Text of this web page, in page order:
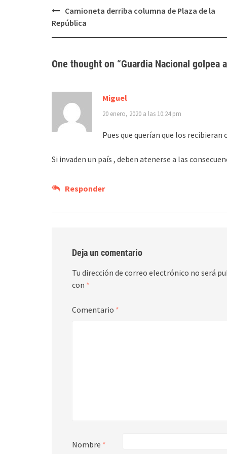
Post
navigation
Camioneta derriba columna de Plaza de la
República
One thought on “Guardia Nacional golpea
Miguel
20 enero, 2020 a las 10:24 pm
Pues que querían que los
Si invaden un país , deben atenerse a las
Responder
Deja un comentario
Tu dirección de correo electrónico no será
con *
Comentario *
Nombre *